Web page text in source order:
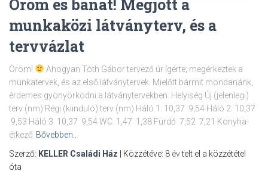
Öröm és bánat! Megjött a
munkaközi látványterv, és a
tervvázlat
Öröm!
Ahogyan Tóth Gábor tervező úr ígérte; megérkeztek a
munkatervek, és az első látványtervek. Mielőtt bármit mondanánk,
érdemes gyönyörködni a látványtervekben: Helyiség Új (jelenlegi)
terv (nm) Régi (kiinduló) terv (nm) Háló 1. 10,37 9,54 Háló 2. 10,37
9,53 Háló 3. 10,37 9,54 WC 1,47 1,38 Fürdő 7,52 7,21 Konyha-
étkező Bővebben…
Szerző: KELLER Családi Ház | Közzétéve: 8 évtelt el a közzététel
óta